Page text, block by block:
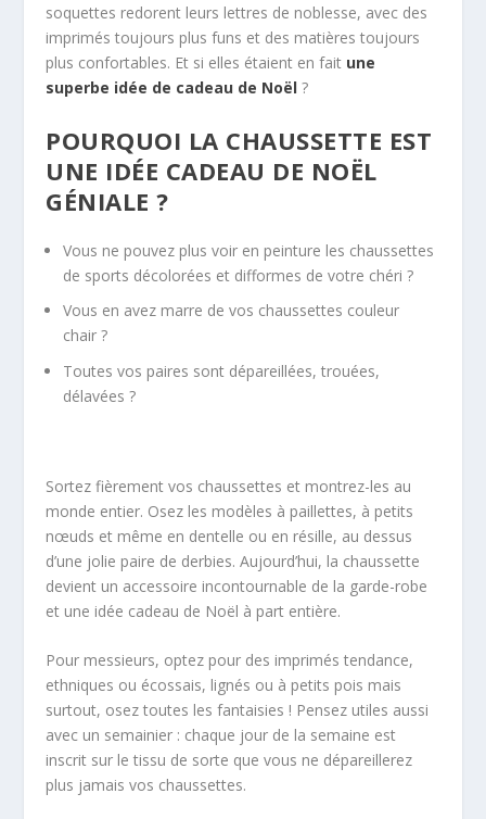
soquettes redorent leurs lettres de noblesse, avec des
imprimés toujours plus funs et des matières toujours
plus confortables. Et si elles étaient en fait une
superbe idée de cadeau de Noël ?
POURQUOI LA CHAUSSETTE EST
UNE IDÉE CADEAU DE NOËL
GÉNIALE ?
Vous ne pouvez plus voir en peinture les chaussettes
de sports décolorées et difformes de votre chéri ?
Vous en avez marre de vos chaussettes couleur
chair ?
Toutes vos paires sont dépareillées, trouées,
délavées ?
Sortez fièrement vos chaussettes et montrez-les au
monde entier. Osez les modèles à paillettes, à petits
nœuds et même en dentelle ou en résille, au dessus
d’une jolie paire de derbies. Aujourd’hui, la chaussette
devient un accessoire incontournable de la garde-robe
et une idée cadeau de Noël à part entière.
Pour messieurs, optez pour des imprimés tendance,
ethniques ou écossais, lignés ou à petits pois mais
surtout, osez toutes les fantaisies ! Pensez utiles aussi
avec un semainier : chaque jour de la semaine est
inscrit sur le tissu de sorte que vous ne dépareillerez
plus jamais vos chaussettes.